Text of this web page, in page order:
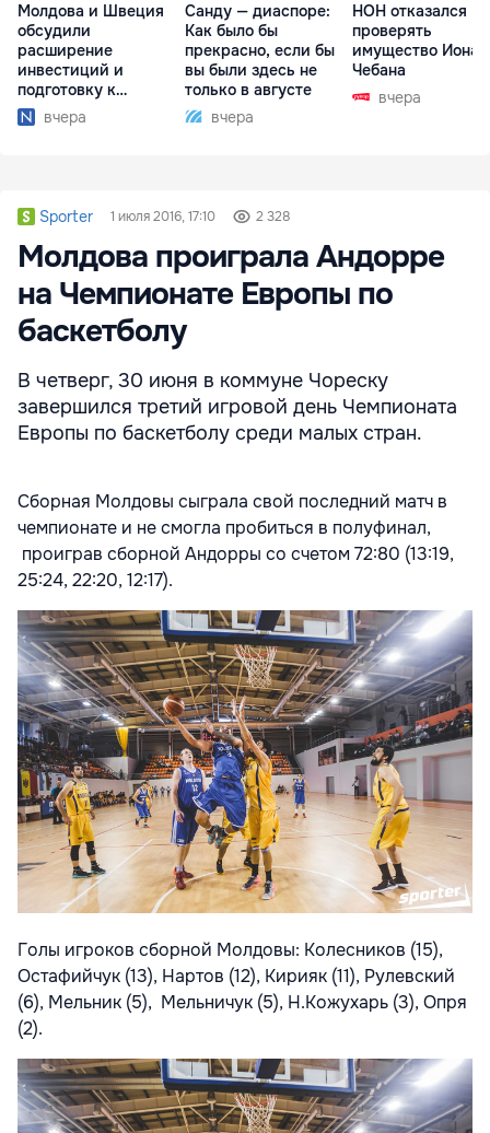
Молдова и Швеция
обсудили
расширение
инвестиций и
подготовку к
отопительному
сезону
вчера
Санду — диаспоре:
Как было бы
прекрасно, если бы
вы были здесь не
только в августе
вчера
НОН отказался
проверять
имущество Иона
Чебана
вчера
Sporter 1 июля 2016, 17:10 2 328
Молдова проиграла Андорре
на Чемпионате Европы по
баскетболу
В четверг, 30 июня в коммуне Чореску
завершился третий игровой день Чемпионата
Европы по баскетболу среди малых стран.
Сборная Молдовы сыграла свой последний матч в
чемпионате и не смогла пробиться в полуфинал,
проиграв сборной Андорры со счетом 72:80 (13:19,
25:24, 22:20, 12:17).
Голы игроков сборной Молдовы: Колесников (15),
Остафийчук (13), Нартов (12), Кирияк (11), Рулевский
(6), Мельник (5), Мельничук (5), Н.Кожухарь (3), Опря
(2).